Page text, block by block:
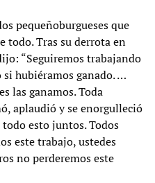
pequeñoburgueses que
todo. Tras su derrota en
“Seguiremos trabajando
si hubiéramos ganado. …
las ganamos. Toda
aplaudió y se enorgulleció
esto juntos. Todos
este trabajo, ustedes
no perderemos este